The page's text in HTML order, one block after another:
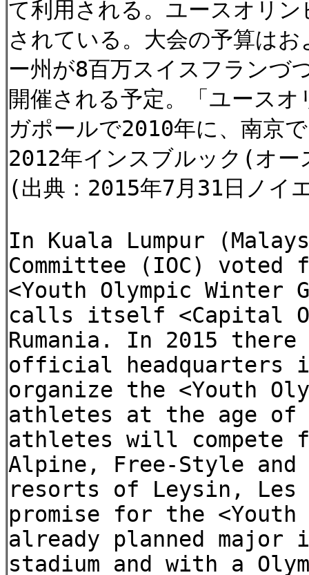
て利用される。ユースオリ
されている。大会の予算は
ー州が8百万スイスフランづ
開催される予定。「ユース
ガポールで2010年に、南京
2012年インスブルック(オ
(出典：2015年7月31日ノイ
In Kuala Lumpur
Committee (IOC)
<Youth Olympic Winter
calls itself <Capital
Rumania. In 2015
official headquarters
organize the <Youth
athletes at the age of
athletes will compete
Alpine, Free-Style
resorts of Leysin,
promise for the <Youth
already planned major
stadium and with a